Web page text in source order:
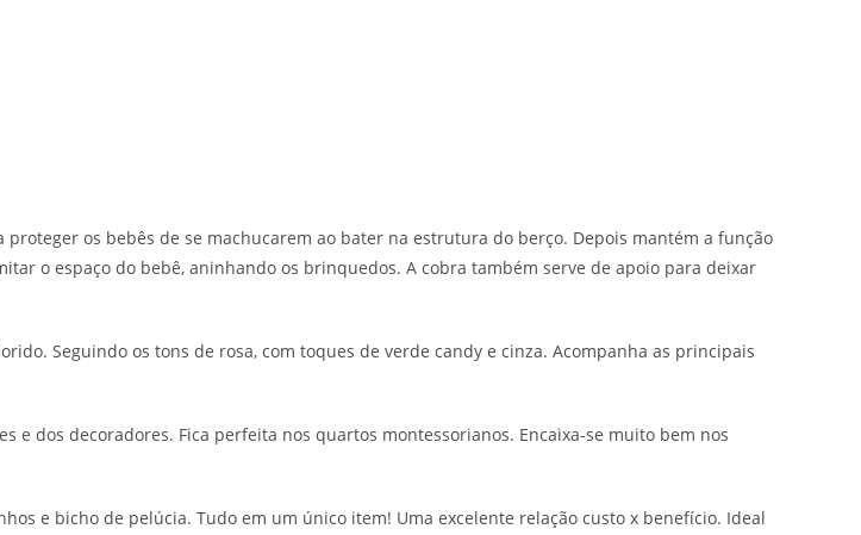
os bebês de se machucarem ao bater na estrutura do berço. Depois mantém a função
o espaço do bebê, aninhando os brinquedos. A cobra também serve de apoio para deixar
Seguindo os tons de rosa, com toques de verde candy e cinza. Acompanha as principais
e dos decoradores. Fica perfeita nos quartos montessorianos. Encaixa-se muito bem nos
e bicho de pelúcia. Tudo em um único item! Uma excelente relação custo x benefício. Ideal